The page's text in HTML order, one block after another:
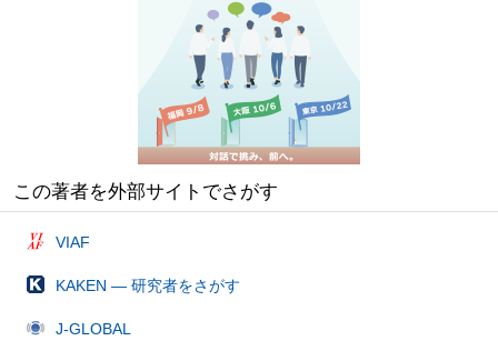
この著者を外部サイトでさがす
VIAF
KAKEN — 研究者をさがす
J-GLOBAL